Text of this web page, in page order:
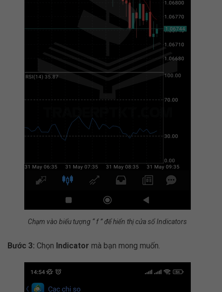
Chạm vào biểu tượng “ f ” để hiển thị cửa sổ Indicators
Bước 3: Chọn Indicator mà bạn mong muốn.